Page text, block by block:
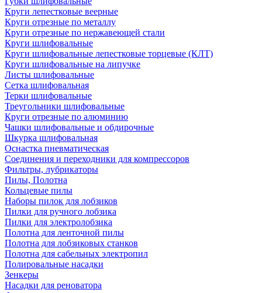
Круги лепестковые веерные
Круги отрезные по металлу
Круги отрезные по нержавеющей стали
Круги шлифовальные
Круги шлифовальные лепестковые торцевые (КЛТ)
Круги шлифовальные на липучке
Листы шлифовальные
Сетка шлифовальная
Терки шлифовальные
Треугольники шлифовальные
Круги отрезные по алюминию
Чашки шлифовальные и обдирочные
Шкурка шлифовальная
Оснастка пневматическая
Соединения и переходники для компрессоров
Фильтры, лубрикаторы
Пилы, Полотна
Кольцевые пилы
Наборы пилок для лобзиков
Пилки для ручного лобзика
Пилки для электролобзика
Полотна для ленточной пилы
Полотна для лобзиковых станков
Полотна для сабельных электропил
Полировальные насадки
Зенкеры
Насадки для реноватора